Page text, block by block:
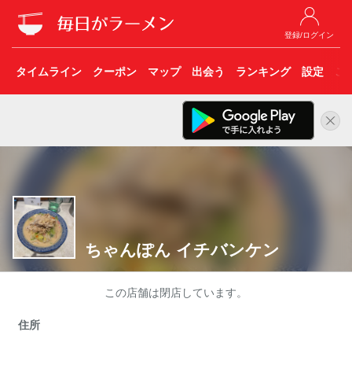
登録/ログイン
タイムライン クーポン マップ 出会う ランキング 設定 こ
ちゃんぽん イチバンケン
この店舗は閉店しています。
住所